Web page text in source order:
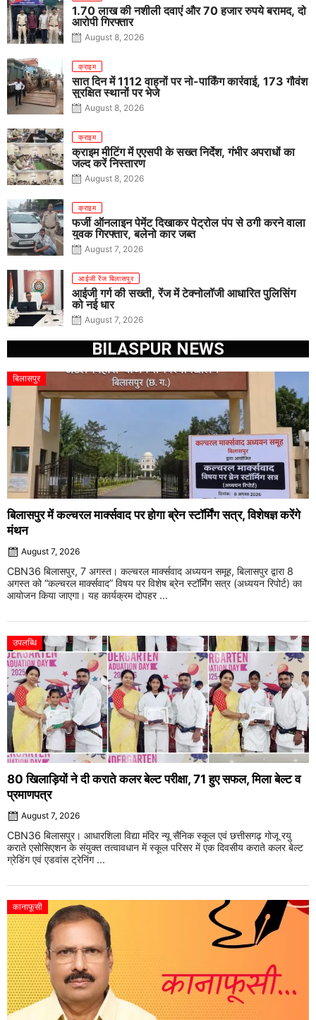
1.70 लाख की नशीली दवाएं और 70 हजार रुपये बरामद, दो
आरोपी गिरफ्तार
August 8, 2026
क्राइम
सात दिन में 1112 वाहनों पर नो-पार्किंग कार्रवाई, 173 गौवंश
सुरक्षित स्थानों पर भेजे
August 8, 2026
क्राइम
क्राइम मीटिंग में एएसपी के सख्त निर्देश, गंभीर अपराधों का
जल्द करें निस्तारण
August 8, 2026
क्राइम
फर्जी ऑनलाइन पेमेंट दिखाकर पेट्रोल पंप से ठगी करने वाला
युवक गिरफ्तार, बलेनो कार जब्त
August 7, 2026
आईजी रेंज बिलासपुर
आईजी गर्ग की सख्ती, रेंज में टेक्नोलॉजी आधारित पुलिसिंग
को नई धार
August 7, 2026
BILASPUR NEWS
बिलासपुर
बिलासपुर में कल्चरल मार्क्सवाद पर होगा ब्रेन स्टॉर्मिंग सत्र, विशेषज्ञ करेंगे
मंथन
August 7, 2026
CBN36 बिलासपुर, 7 अगस्त। कल्चरल मार्क्सवाद अध्ययन समूह, बिलासपुर द्वारा 8
अगस्त को “कल्चरल मार्क्सवाद” विषय पर विशेष ब्रेन स्टॉर्मिंग सत्र (अध्ययन रिपोर्ट) का
आयोजन किया जाएगा। यह कार्यक्रम दोपहर ...
उपलब्धि
80 खिलाड़ियों ने दी कराते कलर बेल्ट परीक्षा, 71 हुए सफल, मिला बेल्ट व
प्रमाणपत्र
August 7, 2026
CBN36 बिलासपुर। आधारशिला विद्या मंदिर न्यू सैनिक स्कूल एवं छत्तीसगढ़ गोजू रयु
कराते एसोसिएशन के संयुक्त तत्वावधान में स्कूल परिसर में एक दिवसीय कराते कलर बेल्ट
ग्रेडिंग एवं एडवांस ट्रेनिंग ...
कानाफूसी